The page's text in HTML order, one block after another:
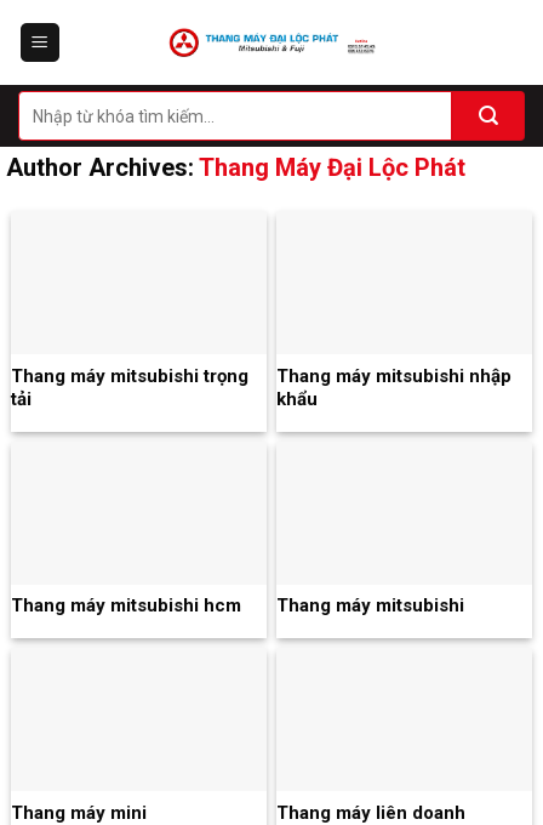
Author Archives: Thang Máy Đại Lộc Phát
Thang máy mitsubishi trọng
tải
Thang máy mitsubishi nhập
khẩu
Thang máy mitsubishi hcm Thang máy mitsubishi
Thang máy mini Thang máy liên doanh